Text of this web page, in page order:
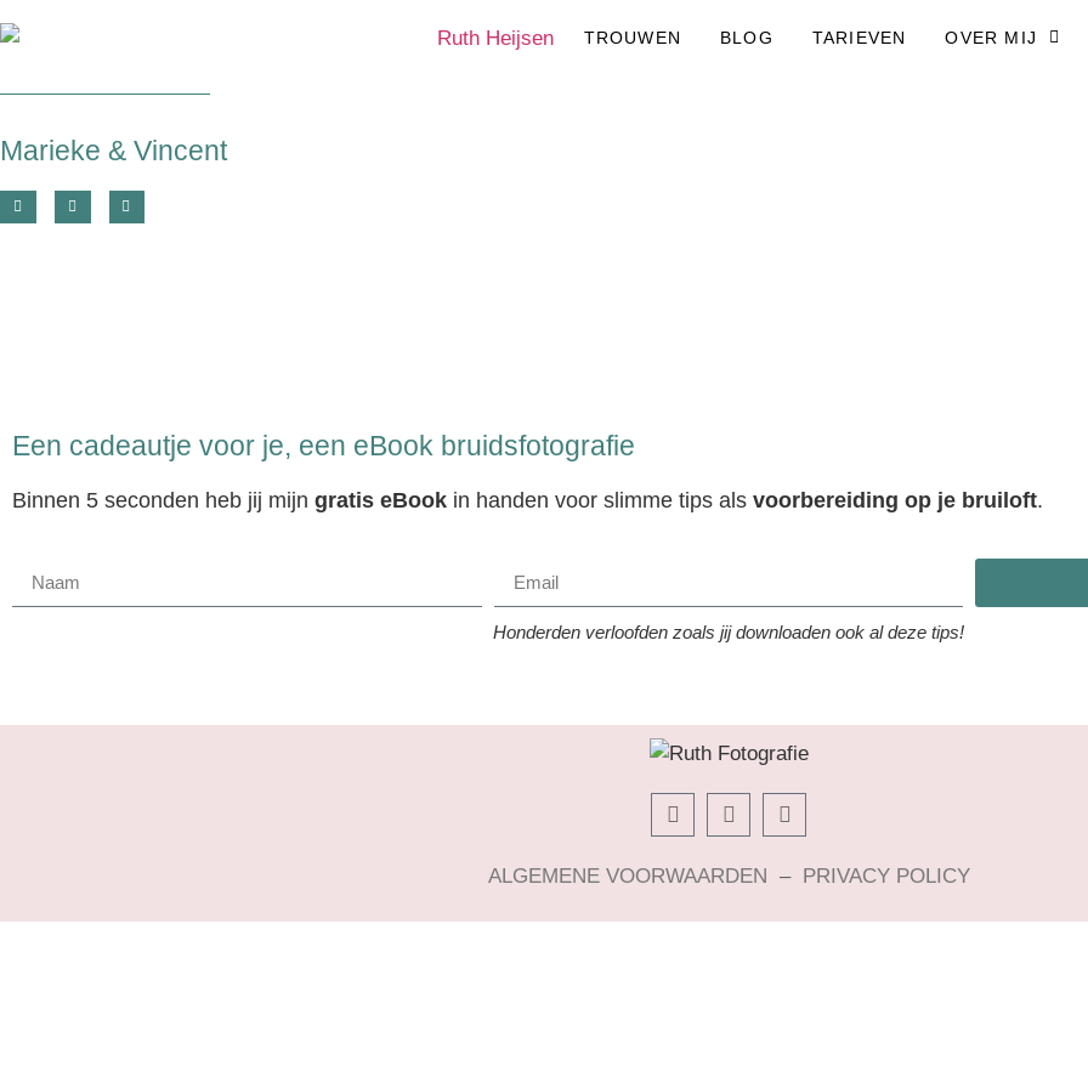
TROUWEN BLOG TARIEVEN OVER MIJ
Marieke & Vincent
Een cadeautje voor je, een eBook bruidsfotografie
Binnen 5 seconden heb jij mijn gratis eBook in handen voor slimme tips als voorbereiding op je bruiloft.
Honderden verloofden zoals jij downloaden ook al deze tips!
ALGEMENE VOORWAARDEN – PRIVACY POLICY